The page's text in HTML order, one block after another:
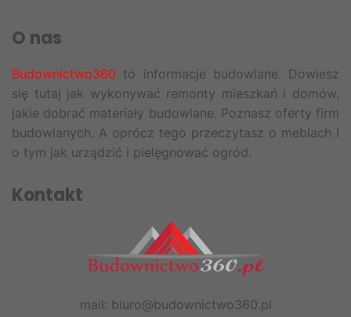
O nas
Budownictwo360 to informacje budowlane. Dowiesz
się tutaj jak wykonywać remonty mieszkań i domów,
jakie dobrać materiały budowlane. Poznasz oferty firm
budowlanych. A oprócz tego przeczytasz o meblach i
o tym jak urządzić i pielęgnować ogród.
Kontakt
mail: biuro@budownictwo360.pl